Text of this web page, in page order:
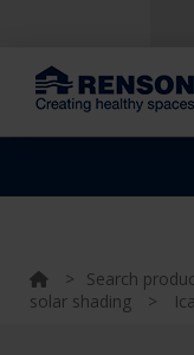
> Search
solar shading
>